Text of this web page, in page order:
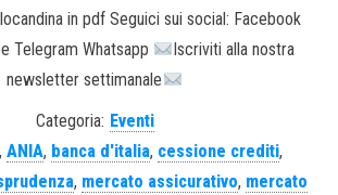
in pdf Seguici sui social: Facebook
Telegram Whatsapp
Iscriviti alla nostra
newsletter settimanale
Categoria: Eventi
, ANIA, banca d'italia, cessione crediti,
, mercato assicurativo, mercato